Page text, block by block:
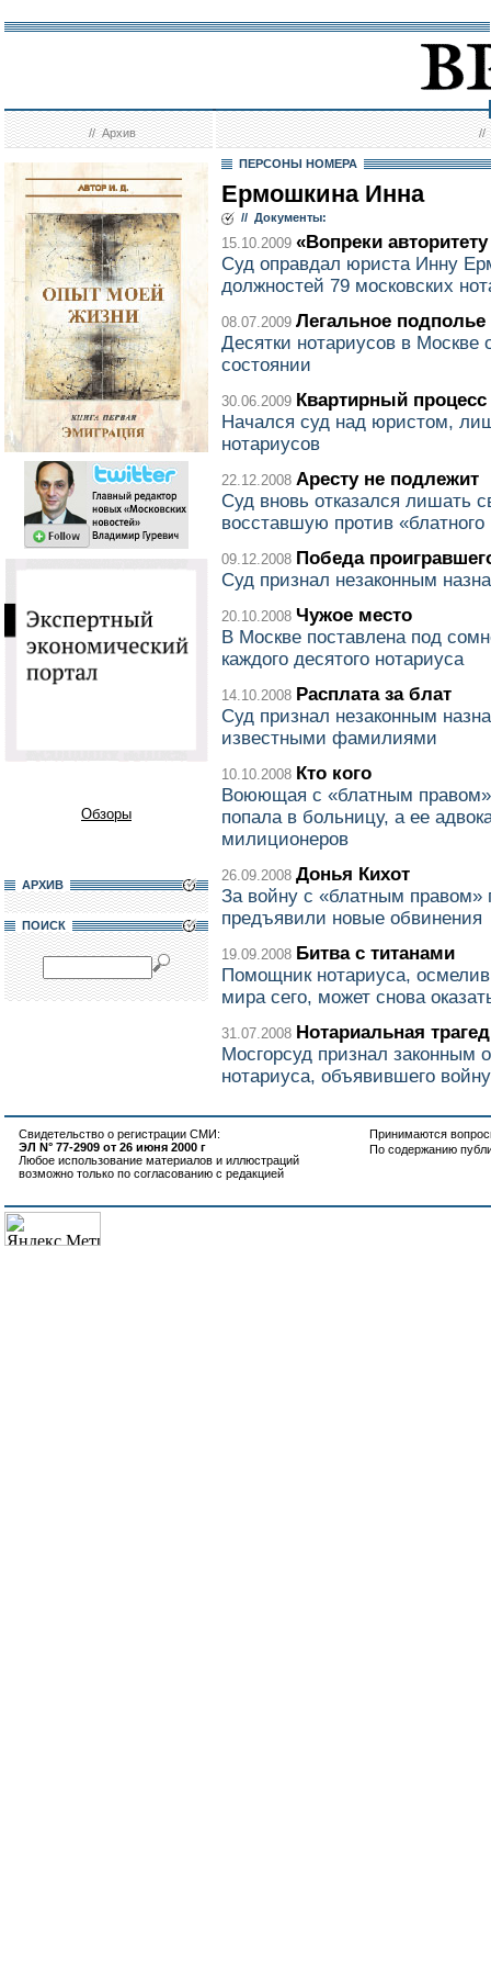
//Архив //
Обзоры
АРХИВ
ПОИСК
ПЕРСОНЫ НОМЕРА
Ермошкина Инна
// Документы:
15.10.2009 «Вопреки
Суд оправдал юриста Инну
должностей 79 московских
08.07.2009 Легальное подполье
Десятки нотариусов в Москве
состоянии
30.06.2009 Квартирный процесс
Начался суд над юристом,
нотариусов
22.12.2008 Аресту не подлежит
Суд вновь отказался лишать
восставшую против «блатного
09.12.2008 Победа
Суд признал незаконным
20.10.2008 Чужое место
В Москве поставлена под
каждого десятого нотариуса
14.10.2008 Расплата за блат
Суд признал незаконным
известными фамилиями
10.10.2008 Кто кого
Воюющая с «блатным
попала в больницу, а ее
милиционеров
26.09.2008 Донья Кихот
За войну с «блатным правом»
предъявили новые обвинения
19.09.2008 Битва с титанами
Помощник нотариуса,
мира сего, может снова
31.07.2008 Нотариальная
Мосгорсуд признал законным
нотариуса, объявившего
Свидетельство о регистрации СМИ:
ЭЛ N° 77-2909 от 26 июня 2000 г
Любое использование материалов и иллюстраций
возможно только по согласованию с редакцией
Принимаются
По содержанию